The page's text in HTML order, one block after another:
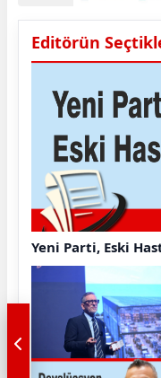
Editörün
Yeni Parti, Eski